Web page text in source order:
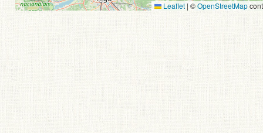
Leaflet | ©OpenStreetMap